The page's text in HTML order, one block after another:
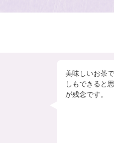
美味しいお茶
しもできると
が残念です。